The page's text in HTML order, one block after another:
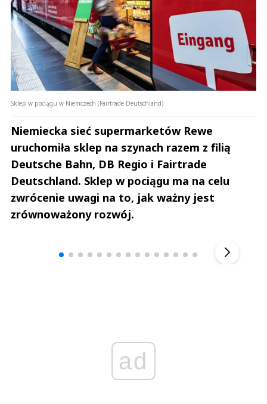
Sklep w pociągu w Niemczech (Fairtrade Deutschland)
Niemiecka sieć supermarketów Rewe
uruchomiła sklep na szynach razem z filią
Deutsche Bahn, DB Regio i Fairtrade
Deutschland. Sklep w pociągu ma na celu
zwrócenie uwagi na to, jak ważny jest
zrównoważony rozwój.
ad